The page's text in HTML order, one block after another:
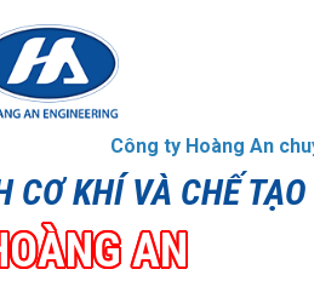
Công ty Hoàng An
CƠ KHÍ VÀ CHẾ TẠO
AN